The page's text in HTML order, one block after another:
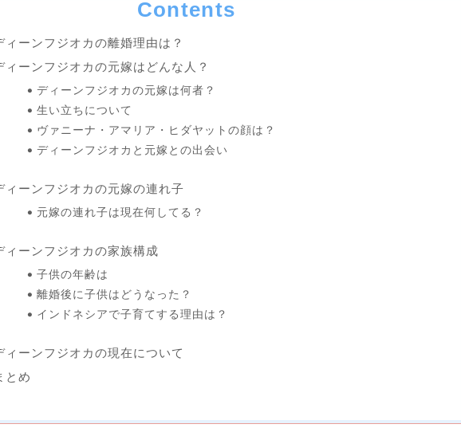
Contents
ィーンフジオカの離婚理由は？
ィーンフジオカの元嫁はどんな人？
ディーンフジオカの元嫁は何者？
生い立ちについて
ヴァニーナ・アマリア・ヒダヤットの顔は？
ディーンフジオカと元嫁との出会い
ィーンフジオカの元嫁の連れ子
元嫁の連れ子は現在何してる？
ィーンフジオカの家族構成
子供の年齢は
離婚後に子供はどうなった？
インドネシアで子育てする理由は？
ィーンフジオカの現在について
とめ